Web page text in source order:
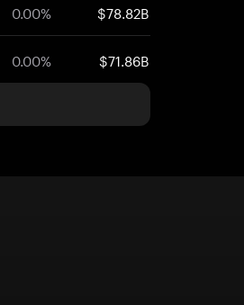
0.00% $78.82B
0.00% $71.86B